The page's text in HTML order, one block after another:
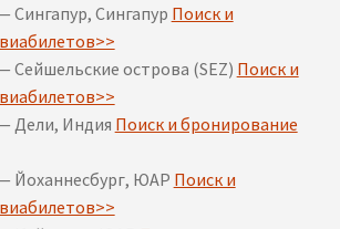
Сингапур, Сингапур Поиск и
Сейшельские острова (SEZ) Поиск и
Дели, Индия Поиск и бронирование
Йоханнесбург, ЮАР Поиск и